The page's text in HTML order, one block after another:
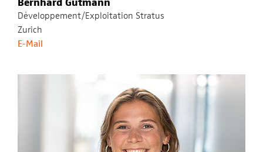
Développement/Exploitation Stratus
Zurich
E-Mail